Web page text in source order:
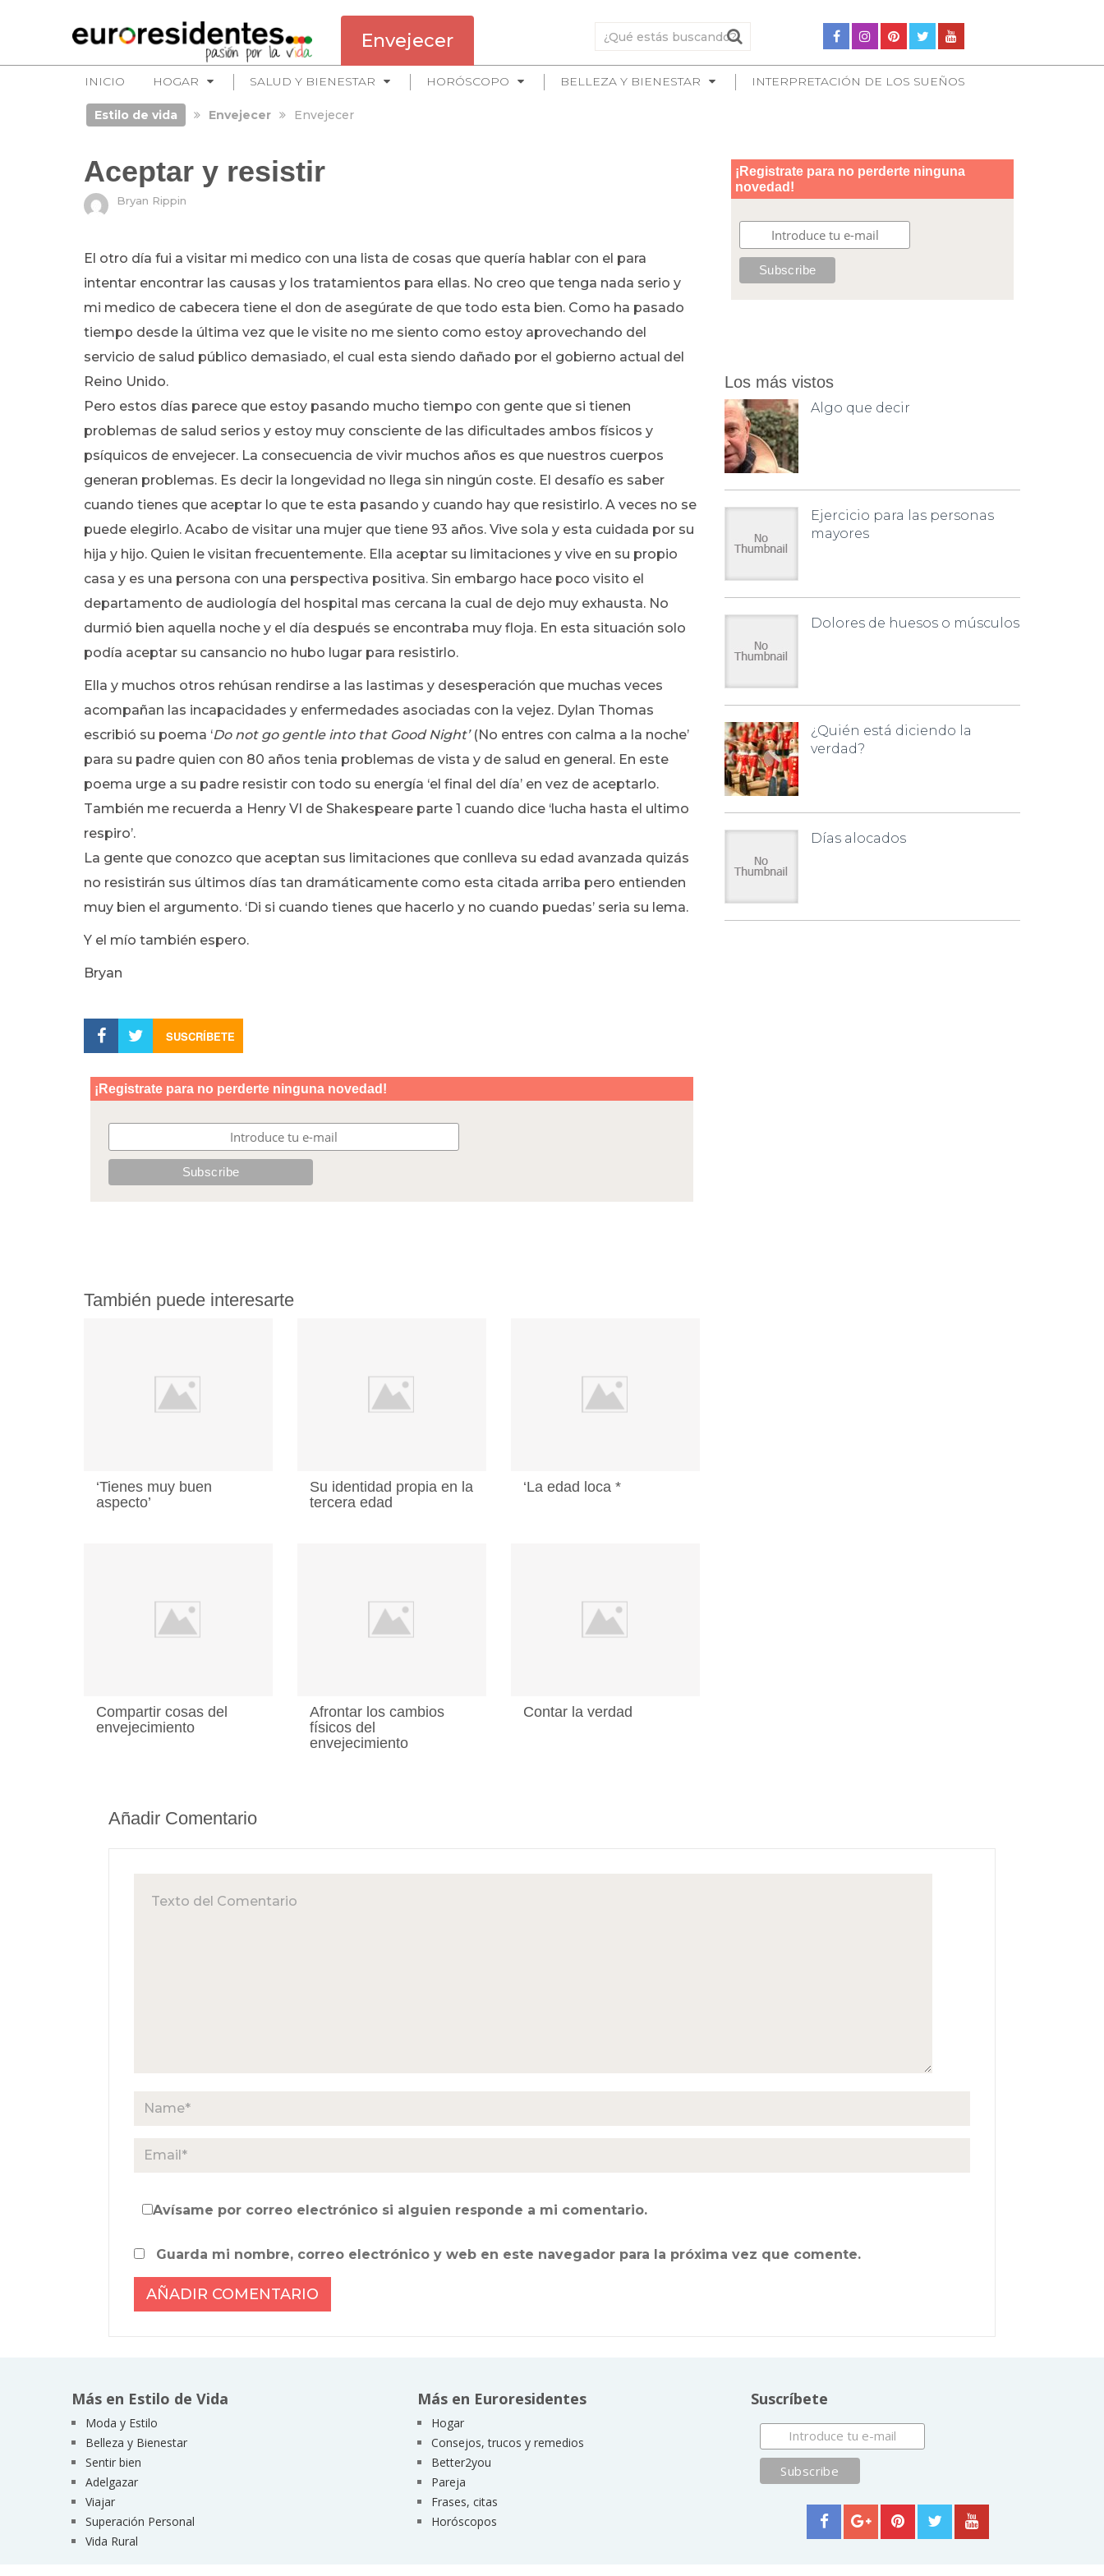
Envejecer
INICIO HOGAR SALUD Y BIENESTAR HORÓSCOPO BELLEZA Y BIENESTAR INTERPRETACIÓN DE LOS SUEÑOS
Estilo de vida Envejecer Envejecer
Aceptar y resistir
Bryan Rippin
El otro día fui a visitar mi medico con una lista de cosas que quería hablar con el para
intentar encontrar las causas y los tratamientos para ellas. No creo que tenga nada serio y
mi medico de cabecera tiene el don de asegúrate de que todo esta bien. Como ha pasado
tiempo desde la última vez que le visite no me siento como estoy aprovechando del
servicio de salud público demasiado, el cual esta siendo dañado por el gobierno actual del
Reino Unido.
Pero estos días parece que estoy pasando mucho tiempo con gente que si tienen
problemas de salud serios y estoy muy consciente de las dificultades ambos físicos y
psíquicos de envejecer. La consecuencia de vivir muchos años es que nuestros cuerpos
generan problemas. Es decir la longevidad no llega sin ningún coste. El desafío es saber
cuando tienes que aceptar lo que te esta pasando y cuando hay que resistirlo. A veces no se
puede elegirlo. Acabo de visitar una mujer que tiene 93 años. Vive sola y esta cuidada por su
hija y hijo. Quien le visitan frecuentemente. Ella aceptar su limitaciones y vive en su propio
casa y es una persona con una perspectiva positiva. Sin embargo hace poco visito el
departamento de audiología del hospital mas cercana la cual de dejo muy exhausta. No
durmió bien aquella noche y el día después se encontraba muy floja. En esta situación solo
podía aceptar su cansancio no hubo lugar para resistirlo.
Ella y muchos otros rehúsan rendirse a las lastimas y desesperación que muchas veces
acompañan las incapacidades y enfermedades asociadas con la vejez. Dylan Thomas
escribió su poema ‘Do not go gentle into that Good Night’(No entres con calma a la noche’
para su padre quien con 80 años tenia problemas de vista y de salud en general. En este
poema urge a su padre resistir con todo su energía ‘el final del día’ en vez de aceptarlo.
También me recuerda a Henry VI de Shakespeare parte 1 cuando dice ‘lucha hasta el ultimo
respiro’.
La gente que conozco que aceptan sus limitaciones que conlleva su edad avanzada quizás
no resistirán sus últimos días tan dramáticamente como esta citada arriba pero entienden
muy bien el argumento. ‘Di si cuando tienes que hacerlo y no cuando puedas’ seria su lema.
Y el mío también espero.
Bryan
SUSCRÍBETE
También puede interesarte
‘Tienes muy buen
aspecto’
Su identidad propia en la
tercera edad
‘La edad loca *
Compartir cosas del
envejecimiento
Afrontar los cambios
físicos del
envejecimiento
Contar la verdad
Los más vistos
Algo que decir
Ejercicio para las personas
mayores
Dolores de huesos o músculos
¿Quién está diciendo la
verdad?
Días alocados
Añadir Comentario
Avísame por correo electrónico si alguien responde a mi comentario.
Guarda mi nombre, correo electrónico y web en este navegador para la próxima vez que comente.
Más en Estilo de Vida
Moda y Estilo
Belleza y Bienestar
Sentir bien
Adelgazar
Viajar
Superación Personal
Vida Rural
Más en Euroresidentes
Hogar
Consejos, trucos y remedios
Better2you
Pareja
Frases, citas
Horóscopos
Suscríbete